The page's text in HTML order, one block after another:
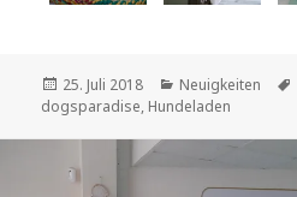
Veröffentlicht
am
25. Juli 2018 Kategorien
Neuigkeiten
dogsparadise, Hundeladen